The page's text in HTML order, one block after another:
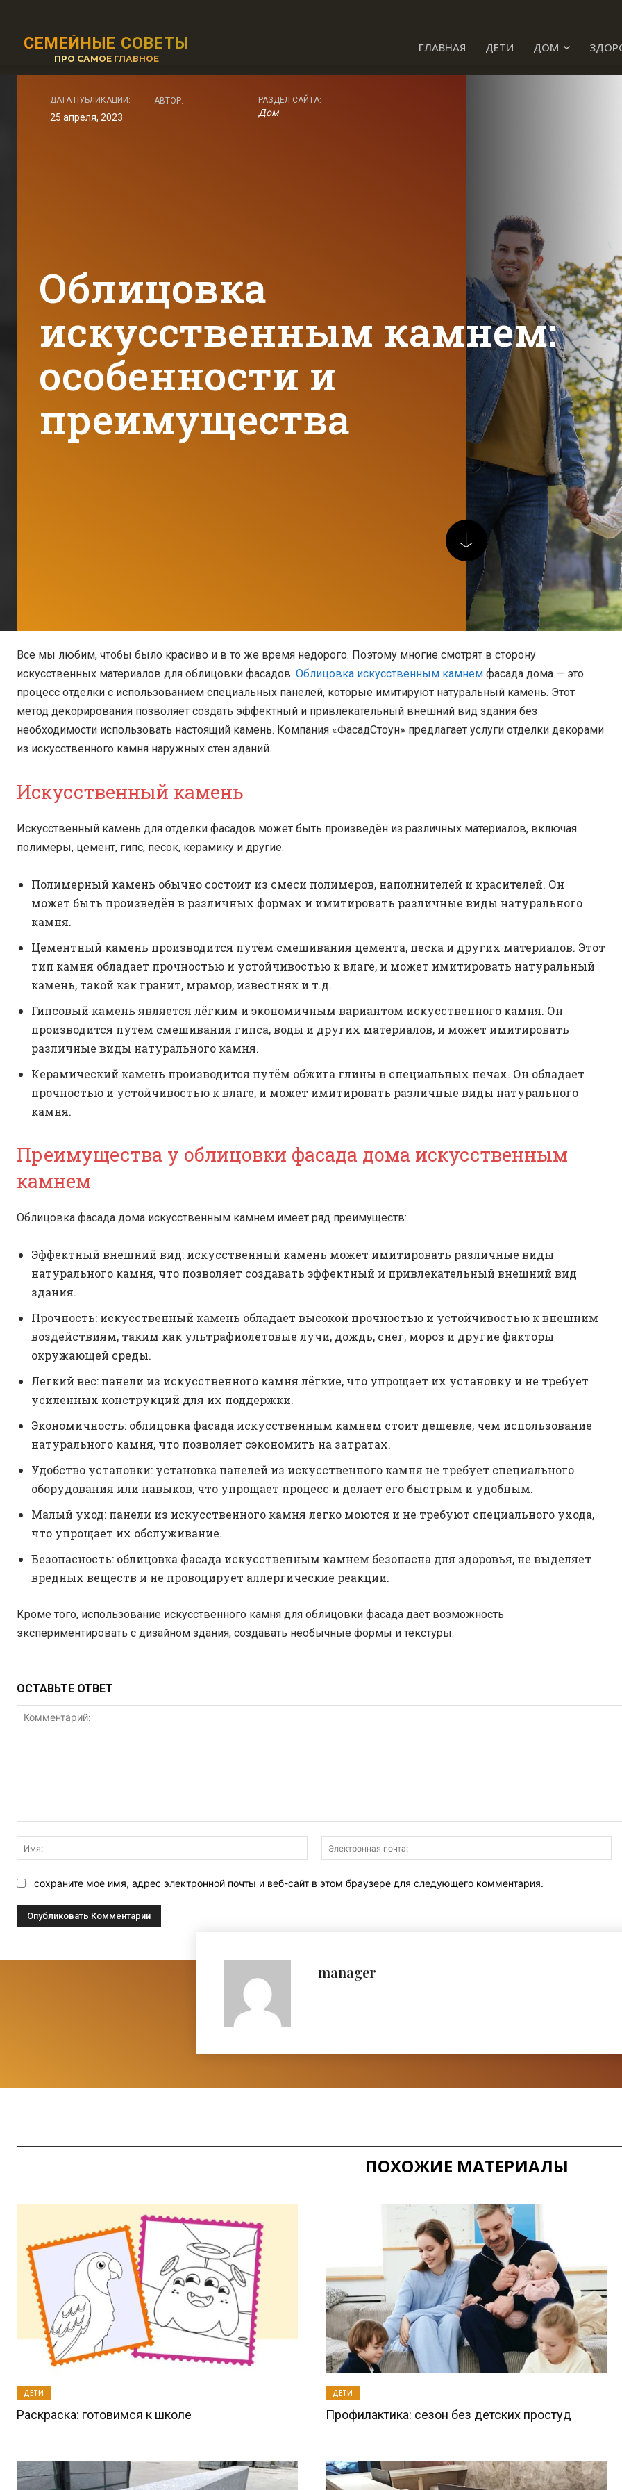
СЕМЕЙНЫЕ СОВЕТЫ
ПРО САМОЕ ГЛАВНОЕ
ГЛАВНАЯ ДЕТИ ДОМ
Облицовка
искусственным камнем:
особенности и
преимущества
ДАТА ПУБЛИКАЦИИ:
25 апреля, 2023
АВТОР: РАЗДЕЛ САЙТА:
Дом
Все мы любим, чтобы было красиво и в то же время недорого. Поэтому многие смотрят в сторону
искусственных материалов для облицовки фасадов. Облицовка искусственным камнем фасада дома — это
процесс отделки с использованием специальных панелей, которые имитируют натуральный камень. Этот
метод декорирования позволяет создать эффектный и привлекательный внешний вид здания без
необходимости использовать настоящий камень. Компания «ФасадСтоун» предлагает услуги отделки декорами
из искусственного камня наружных стен зданий.
Искусственный камень
Искусственный камень для отделки фасадов может быть произведён из различных материалов, включая
полимеры, цемент, гипс, песок, керамику и другие.
Полимерный камень обычно состоит из смеси полимеров, наполнителей и красителей. Он
может быть произведён в различных формах и имитировать различные виды натурального
камня.
Цементный камень производится путём смешивания цемента, песка и других материалов. Этот
тип камня обладает прочностью и устойчивостью к влаге, и может имитировать натуральный
камень, такой как гранит, мрамор, известняк и т.д.
Гипсовый камень является лёгким и экономичным вариантом искусственного камня. Он
производится путём смешивания гипса, воды и других материалов, и может имитировать
различные виды натурального камня.
Керамический камень производится путём обжига глины в специальных печах. Он обладает
прочностью и устойчивостью к влаге, и может имитировать различные виды натурального
камня.
Преимущества у облицовки фасада дома искусственным
камнем
Облицовка фасада дома искусственным камнем имеет ряд преимуществ:
Эффектный внешний вид: искусственный камень может имитировать различные виды
натурального камня, что позволяет создавать эффектный и привлекательный внешний вид
здания.
Прочность: искусственный камень обладает высокой прочностью и устойчивостью к внешним
воздействиям, таким как ультрафиолетовые лучи, дождь, снег, мороз и другие факторы
окружающей среды.
Легкий вес: панели из искусственного камня лёгкие, что упрощает их установку и не требует
усиленных конструкций для их поддержки.
Экономичность: облицовка фасада искусственным камнем стоит дешевле, чем использование
натурального камня, что позволяет сэкономить на затратах.
Удобство установки: установка панелей из искусственного камня не требует специального
оборудования или навыков, что упрощает процесс и делает его быстрым и удобным.
Малый уход: панели из искусственного камня легко моются и не требуют специального ухода,
что упрощает их обслуживание.
Безопасность: облицовка фасада искусственным камнем безопасна для здоровья, не выделяет
вредных веществ и не провоцирует аллергические реакции.
Кроме того, использование искусственного камня для облицовки фасада даёт возможность
экспериментировать с дизайном здания, создавать необычные формы и текстуры.
ОСТАВЬТЕ ОТВЕТ
Имя:
сохраните мое имя, адрес электронной почты и веб-сайт в этом браузере для следующего комментария.
manager
ПОХОЖИЕ МАТЕРИАЛЫ
ДЕТИ
Раскраска: готовимся к школе
ДЕТИ
Профилактика: сезон без детских простуд